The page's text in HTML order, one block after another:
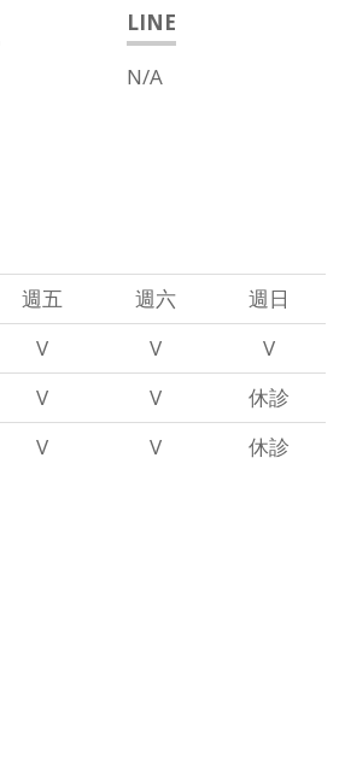
LINE
N/A
週五 週六
週日
V V
V
V V
休診
V V 休診